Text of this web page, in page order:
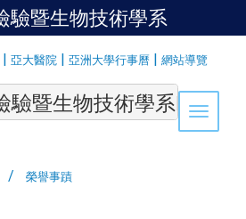
驗暨生物技術學系
| 亞大醫院 | 亞洲大學行事曆 | 網站導覽
Toggle
驗暨生物技術學系
榮譽事蹟